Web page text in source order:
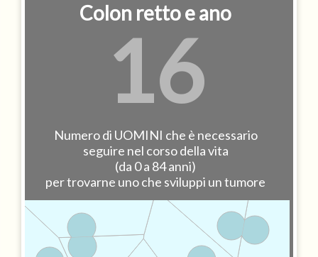
Colon retto e ano
16
Numero di UOMINI che è necessario
seguire nel corso della vita
(da 0 a 84 anni)
per trovarne uno che sviluppi un tumore